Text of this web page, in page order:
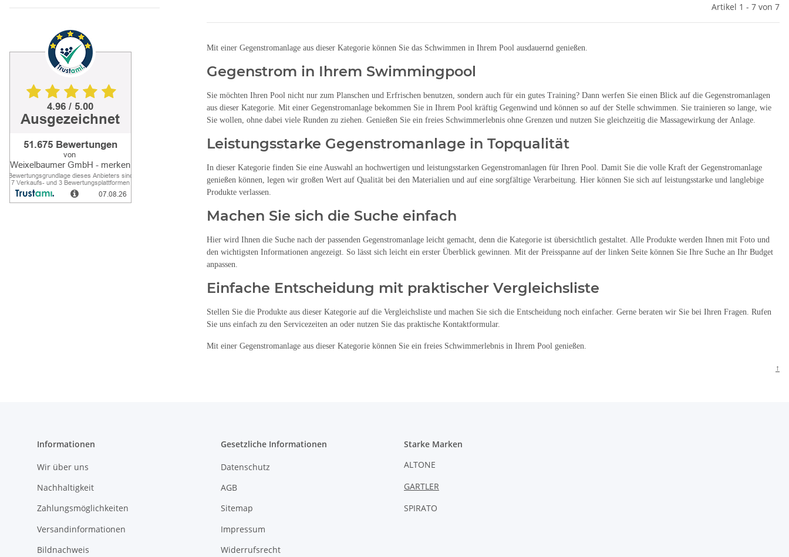
Artikel 1 - 7 von 7
Mit einer Gegenstromanlage aus dieser Kategorie können Sie das Schwimmen in Ihrem Pool ausdauernd genießen.
Gegenstrom in Ihrem Swimmingpool
Sie möchten Ihren Pool nicht nur zum Planschen und Erfrischen benutzen, sondern auch für ein gutes Training? Dann werfen Sie einen Blick auf die Gegenstromanlagen
aus dieser Kategorie. Mit einer Gegenstromanlage bekommen Sie in Ihrem Pool kräftig Gegenwind und können so auf der Stelle schwimmen. Sie trainieren so lange, wie
Sie wollen, ohne dabei viele Runden zu ziehen. Genießen Sie ein freies Schwimmerlebnis ohne Grenzen und nutzen Sie gleichzeitig die Massagewirkung der Anlage.
Leistungsstarke Gegenstromanlage in Topqualität
In dieser Kategorie finden Sie eine Auswahl an hochwertigen und leistungsstarken Gegenstromanlagen für Ihren Pool. Damit Sie die volle Kraft der Gegenstromanlage
genießen können, legen wir großen Wert auf Qualität bei den Materialien und auf eine sorgfältige Verarbeitung. Hier können Sie sich auf leistungsstarke und langlebige
Produkte verlassen.
Machen Sie sich die Suche einfach
Hier wird Ihnen die Suche nach der passenden Gegenstromanlage leicht gemacht, denn die Kategorie ist übersichtlich gestaltet. Alle Produkte werden Ihnen mit Foto und
den wichtigsten Informationen angezeigt. So lässt sich leicht ein erster Überblick gewinnen. Mit der Preisspanne auf der linken Seite können Sie Ihre Suche an Ihr Budget
anpassen.
Einfache Entscheidung mit praktischer Vergleichsliste
Stellen Sie die Produkte aus dieser Kategorie auf die Vergleichsliste und machen Sie sich die Entscheidung noch einfacher. Gerne beraten wir Sie bei Ihren Fragen. Rufen
Sie uns einfach zu den Servicezeiten an oder nutzen Sie das praktische Kontaktformular.
Mit einer Gegenstromanlage aus dieser Kategorie können Sie ein freies Schwimmerlebnis in Ihrem Pool genießen.
↑
Informationen
Wir über uns
Nachhaltigkeit
Zahlungsmöglichkeiten
Versandinformationen
Bildnachweis
Gesetzliche Informationen
Datenschutz
AGB
Sitemap
Impressum
Widerrufsrecht
Starke Marken
ALTONE
GARTLER
SPIRATO